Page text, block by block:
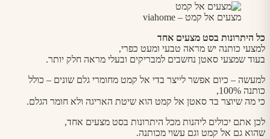
מצעים אל קמט – viahome
כל היתרונות בסט מצעים אחד
למצעי כותנה יש מראה טבעי ומעט כפרי,
בעוד שמצעי סאטן נחשבים למבריקים ובעלי מראה חלק יותר.
למעשה – כיום אפשר לייצר בדי אל קמט מחומרי גלם שונים – כולל
כותנה 100%,
כי מה שיוצר בד סאטן אל קמט הוא שיטת האריגה ולא חומר הגלם.
לכן אתם יכולים ליהנות מכל היתרונות בסט מצעים אחד,
שהוא גם אל קמט וגם עשוי מכותנה.